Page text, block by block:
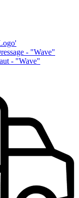
- "Wave"
- "Wave"